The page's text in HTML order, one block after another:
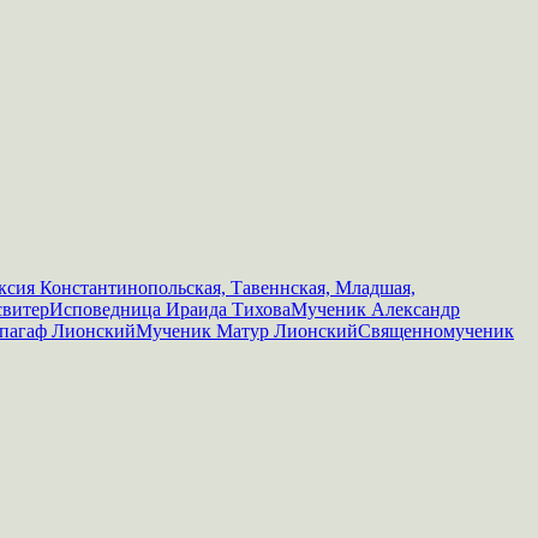
Константинопольская, Тавеннская, Младшая,
Исповедница Ираида ТиховаМученик Александр
ЛионскийМученик Матур ЛионскийСвященномученик